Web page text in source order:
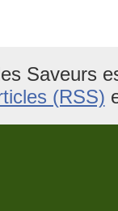
Saveurs
(RSS)